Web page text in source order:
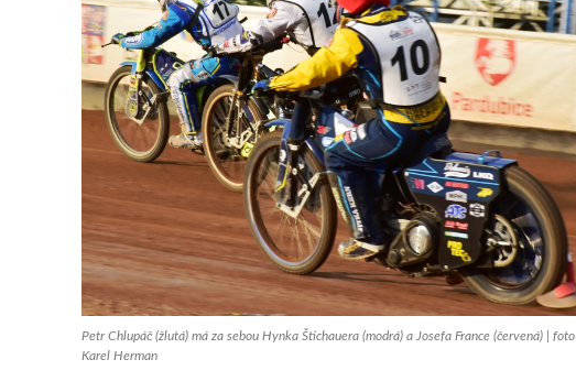
Petr Chlupáč (žlutá) má za sebou Hynka Štichauera (modrá) a Josefa France (červená) | foto
Karel Herman